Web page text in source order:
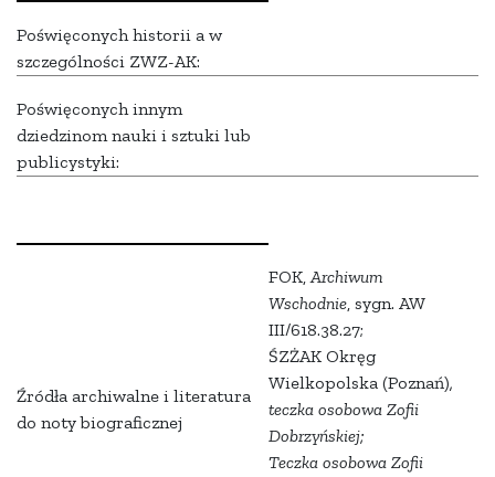
Poświęconych historii a w
szczególności ZWZ-AK:
Poświęconych innym
dziedzinom nauki i sztuki lub
publicystyki:
Źródła archiwalne i literatura
do noty biograficznej
FOK,Archiwum
Wschodnie, sygn. AW
III/618.38.27;
ŚZŻAK Okręg
Wielkopolska (Poznań),
teczka osobowa Zofii
Dobrzyńskiej;
Teczka osobowa Zofii